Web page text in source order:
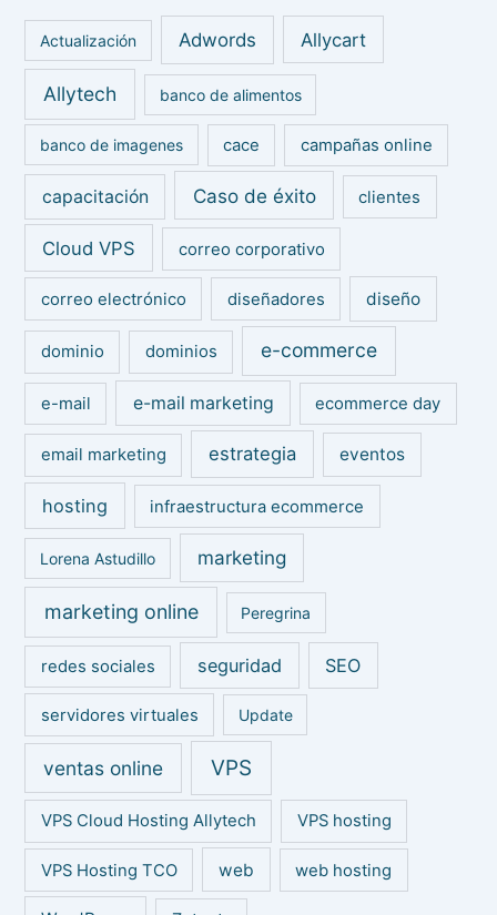
p
r
Actualización Adwords Allycart
Allytech banco de alimentos
banco de imagenes cace campañas online
capacitación Caso de éxito clientes
Cloud VPS correo corporativo
correo electrónico diseñadores diseño
dominio dominios e-commerce
e-mail e-mail marketing ecommerce day
email marketing estrategia eventos
hosting infraestructura ecommerce
Lorena Astudillo marketing
marketing online Peregrina
redes sociales seguridad SEO
servidores virtuales Update
ventas online VPS
VPS Cloud Hosting Allytech VPS hosting
VPS Hosting TCO web web hosting